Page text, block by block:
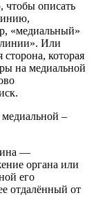
чтобы описать
«медиальный»
линии». Или
сторона, которая
на медиальной
–
—
органа или
его
отдалённый от